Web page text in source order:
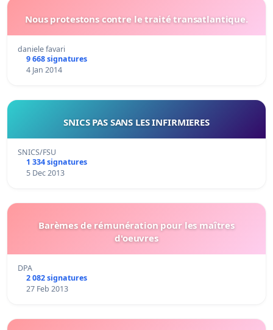
Nous protestons contre le traité transatlantique.
daniele favari
9 668 signatures
4 Jan 2014
SNICS PAS SANS LES INFIRMIERES
SNICS/FSU
1 334 signatures
5 Dec 2013
Barèmes de rémunération pour les maîtres
d'oeuvres
DPA
2 082 signatures
27 Feb 2013